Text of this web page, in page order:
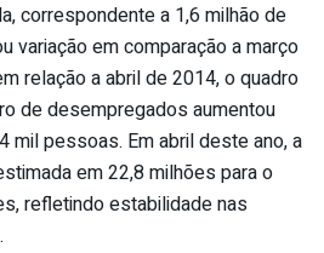
correspondente a 1,6 milhão de
variação em comparação a março
relação a abril de 2014, o quadro
de desempregados aumentou
mil pessoas. Em abril deste ano, a
em 22,8 milhões para o
refletindo estabilidade nas